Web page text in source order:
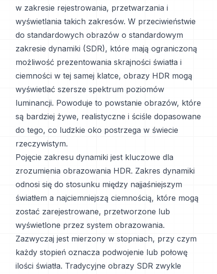
w zakresie rejestrowania, przetwarzania i
wyświetlania takich zakresów. W przeciwieństwie
do standardowych obrazów o standardowym
zakresie dynamiki (SDR), które mają ograniczoną
możliwość prezentowania skrajności światła i
ciemności w tej samej klatce, obrazy HDR mogą
wyświetlać szersze spektrum poziomów
luminancji. Powoduje to powstanie obrazów, które
są bardziej żywe, realistyczne i ściśle dopasowane
do tego, co ludzkie oko postrzega w świecie
rzeczywistym.
Pojęcie zakresu dynamiki jest kluczowe dla
zrozumienia obrazowania HDR. Zakres dynamiki
odnosi się do stosunku między najjaśniejszym
światłem a najciemniejszą ciemnością, które mogą
zostać zarejestrowane, przetworzone lub
wyświetlone przez system obrazowania.
Zazwyczaj jest mierzony w stopniach, przy czym
każdy stopień oznacza podwojenie lub połowę
ilości światła. Tradycyjne obrazy SDR zwykle